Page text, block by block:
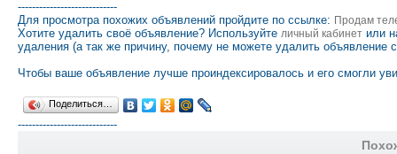
----------------------------
Для просмотра похожих объявлений пройдите по ссылке: Продам
Хотите удалить своё объявление? Используйте личный кабинет или
удаления (а так же причину, почему не можете удалить объявление
Чтобы ваше объявление лучше проиндексировалось и его смогли
Поделиться…
----------------------------